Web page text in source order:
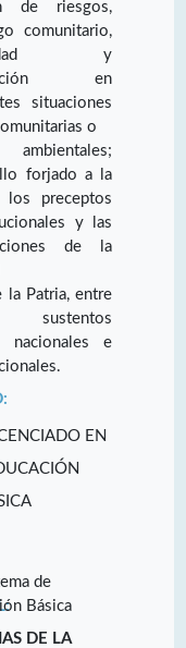
de riesgos,
comunitario,
y
en
situaciones
o
ambientales;
forjado a la
los preceptos
y las
de la
la Patria, entre
sustentos
nacionales e
EN
de
Básica
DE LA